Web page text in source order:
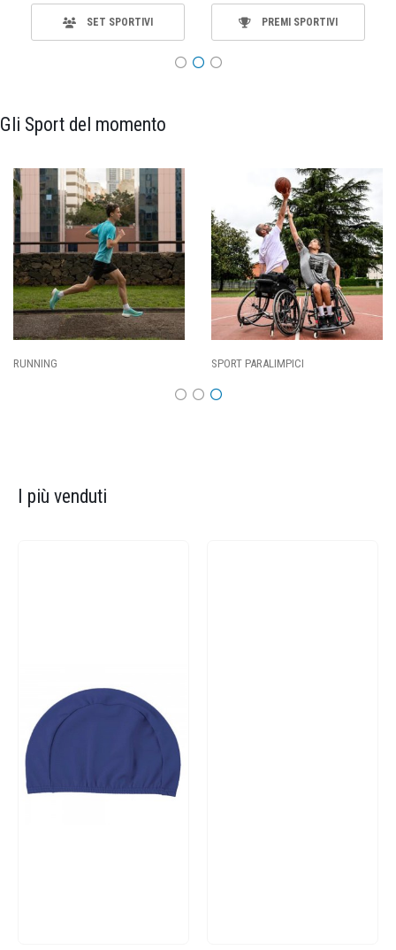
SET SPORTIVI PREMI SPORTIVI
Gli Sport del momento
SPORT PARALIMPICI
I più venduti